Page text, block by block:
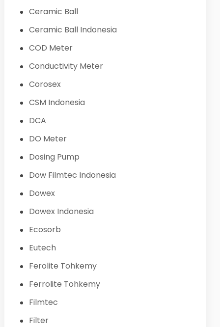
Ceramic Ball
Ceramic Ball Indonesia
COD Meter
Conductivity Meter
Corosex
CSM Indonesia
DCA
DO Meter
Dosing Pump
Dow Filmtec Indonesia
Dowex
Dowex Indonesia
Ecosorb
Eutech
Ferolite Tohkemy
Ferrolite Tohkemy
Filmtec
Filter